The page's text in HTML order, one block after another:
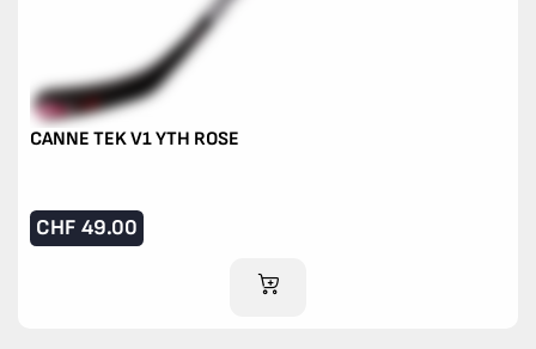
CANNE TEK V1 YTH ROSE
CHF 49.00
AJOUTER AU PANIER